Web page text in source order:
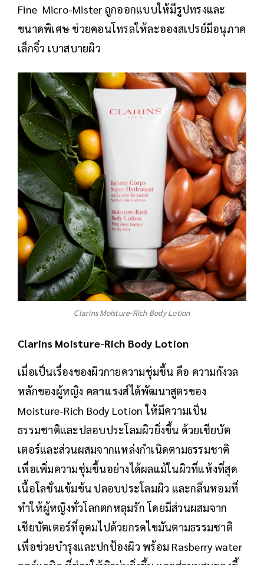
Fine Micro-Mister ถูกออกแบบให้มีรูปทรงและ
ขนาดพิเศษ ช่วยคอนโทรลให้ละอองสเปรย์มีอนุภาค
เล็กจิ๋ว เบาสบายผิว
Clarins Moisture-Rich Body Lotion
Clarins Moisture-Rich Body Lotion
เมื่อเป็นเรื่องของผิวกายความชุ่มชื้น คือ ความกังวล
หลักของผู้หญิง คลาแรงส์ได้พัฒนาสูตรของ
Moisture-Rich Body Lotion ให้มีความเป็น
ธรรมชาติและปลอบประโลมผิวยิ่งขึ้น ด้วยเชียบัต
เตอร์และส่วนผสมจากแหล่งกำเนิดตามธรรมชาติ
เพื่อเพิ่มความชุ่มชื้นอย่างได้ผลแม้ในผิวที่แห้งที่สุด
เนื้อโลชั่นเข้มข้น ปลอบประโลมผิว และกลิ่นหอมที่
ทำให้ผู้หญิงทั่วโลกตกหลุมรัก โดยมีส่วนผสมจาก
เชียบัตเตอร์ที่อุดมไปด้วยกรดไขมันตามธรรมชาติ
เพื่อช่วยบำรุงและปกป้องผิว พร้อม Rasberry water